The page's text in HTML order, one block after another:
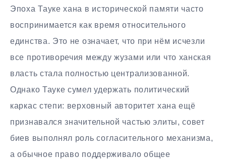
Эпоха Тауке хана в исторической памяти часто
воспринимается как время относительного
единства. Это не означает, что при нём исчезли
все противоречия между жузами или что ханская
власть стала полностью централизованной.
Однако Тауке сумел удержать политический
каркас степи: верховный авторитет хана ещё
признавался значительной частью элиты, совет
биев выполнял роль согласительного механизма,
а обычное право поддерживало общее